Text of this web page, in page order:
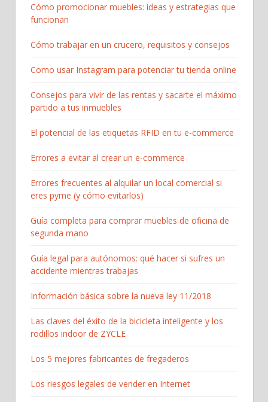
Cómo promocionar muebles: ideas y estrategias que
funcionan
Cómo trabajar en un crucero, requisitos y consejos
Como usar Instagram para potenciar tu tienda online
Consejos para vivir de las rentas y sacarte el máximo
partido a tus inmuebles
El potencial de las etiquetas RFID en tu e-commerce
Errores a evitar al crear un e-commerce
Errores frecuentes al alquilar un local comercial si
eres pyme (y cómo evitarlos)
Guía completa para comprar muebles de oficina de
segunda mano
Guía legal para autónomos: qué hacer si sufres un
accidente mientras trabajas
Información básica sobre la nueva ley 11/2018
Las claves del éxito de la bicicleta inteligente y los
rodillos indoor de ZYCLE
Los 5 mejores fabricantes de fregaderos
Los riesgos legales de vender en Internet